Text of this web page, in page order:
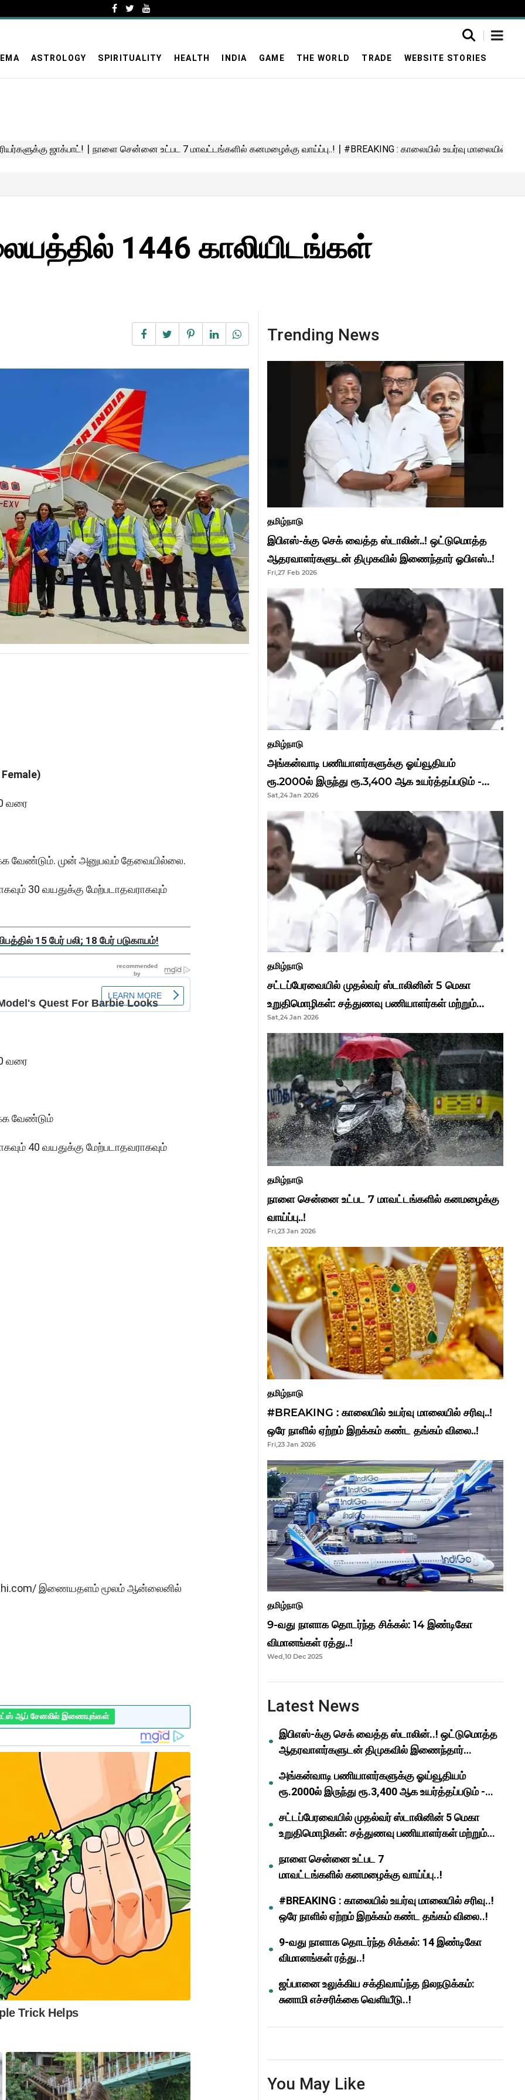
ASTROLOGY SPIRITUALITY HEALTH INDIA GAME THE WORLD TRADE WEBSITE STORIES
1446 காலியிடங்கள்
வரை
வேண்டும். முன் அனுபவம் தேவையில்லை.
30 வயதுக்கு மேற்படாதவராகவும்
15 பேர் பலி; 18 பேர் படுகாயம்!
வரை
வேண்டும்
40 வயதுக்கு மேற்படாதவராகவும்
இணையதளம் மூலம் ஆன்லைனில்
ஆப் சேனலில் இணையுங்கள்
Trending News
தமிழ்நாடு
இபிஎஸ்-க்கு செக் வைத்த ஸ்டாலின்..! ஒட்டுமொத்த
ஆதரவாளர்களுடன் திமுகவில் இணைந்தார் ஓபிஎஸ்..!
Fri,27 Feb 2026
தமிழ்நாடு
அங்கன்வாடி பணியாளர்களுக்கு ஓய்வூதியம்
ரூ.2000ல் இருந்து ரூ.3,400 ஆக உயர்த்தப்படும் -
முதல்வர் மு.க.ஸ்டாலின்..!
Sat,24 Jan 2026
தமிழ்நாடு
சட்டப்பேரவையில் முதல்வர் ஸ்டாலினின் 5 மெகா
உறுதிமொழிகள்: சத்துணவு பணியாளர்கள் மற்றும்
ஆசிரியர்களுக்கு ஜாக்பாட்!
Sat,24 Jan 2026
தமிழ்நாடு
நாளை சென்னை உட்பட 7 மாவட்டங்களில் கனமழைக்கு
வாய்ப்பு..!
Fri,23 Jan 2026
தமிழ்நாடு
#BREAKING : காலையில் உயர்வு மாலையில் சரிவு..!
ஒரே நாளில் ஏற்றம் இறக்கம் கண்ட தங்கம் விலை..!
Fri,23 Jan 2026
தமிழ்நாடு
9-வது நாளாக தொடர்ந்த சிக்கல்: 14 இண்டிகோ
விமானங்கள் ரத்து..!
Wed,10 Dec 2025
Latest News
இபிஎஸ்-க்கு செக் வைத்த ஸ்டாலின்..! ஒட்டுமொத்த
ஆதரவாளர்களுடன் திமுகவில் இணைந்தார்
அங்கன்வாடி பணியாளர்களுக்கு ஓய்வூதியம்
ரூ.2000ல் இருந்து ரூ.3,400 ஆக உயர்த்தப்படும் -
சட்டப்பேரவையில் முதல்வர் ஸ்டாலினின் 5 மெகா
உறுதிமொழிகள்: சத்துணவு பணியாளர்கள் மற்றும்
நாளை சென்னை உட்பட 7
மாவட்டங்களில் கனமழைக்கு வாய்ப்பு..!
#BREAKING : காலையில் உயர்வு மாலையில் சரிவு..!
ஒரே நாளில் ஏற்றம் இறக்கம் கண்ட தங்கம் விலை..!
9-வது நாளாக தொடர்ந்த சிக்கல்: 14 இண்டிகோ
விமானங்கள் ரத்து..!
ஜப்பானை உலுக்கிய சக்திவாய்ந்த நிலநடுக்கம்:
சுனாமி எச்சரிக்கை வெளியீடு..!
You May Like